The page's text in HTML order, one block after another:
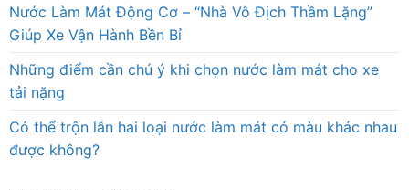
Nước Làm Mát Động Cơ – “Nhà Vô Địch Thầm Lặng”
Giúp Xe Vận Hành Bền Bỉ
Những điểm cần chú ý khi chọn nước làm mát cho xe
tải nặng
Có thể trộn lẫn hai loại nước làm mát có màu khác nhau
được không?